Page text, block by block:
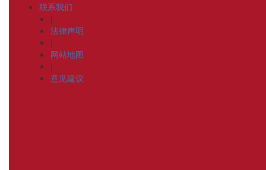
联系我们
|
法律声明
|
网站地图
|
意见建议